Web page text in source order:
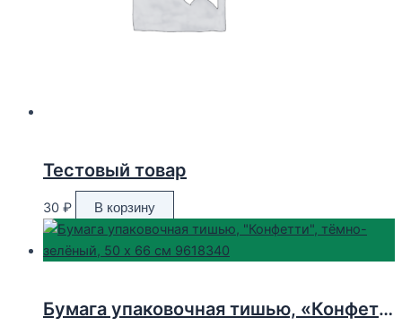
Тестовый товар
30 ₽ В корзину
Бумага упаковочная тишью, «Конфетти», тёмно-зелёный, 50 х 66 см 9618340